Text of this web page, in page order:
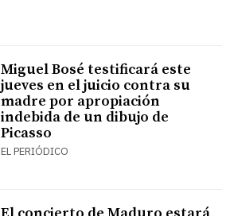
Miguel Bosé testificará este
jueves en el juicio contra su
madre por apropiación
indebida de un dibujo de
Picasso
EL PERIÓDICO